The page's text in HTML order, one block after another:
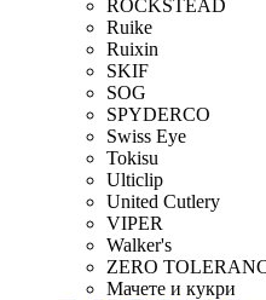
ROCKSTEAD
Ruike
Ruixin
SKIF
SOG
SPYDERCO
Swiss Eye
Tokisu
Ulticlip
United Cutlery
VIPER
Walker's
ZERO
Мачете и кукри